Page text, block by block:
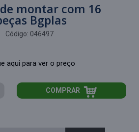
montar com 16
Bgplas
Código: 046497
aqui para ver o preço
COMPRAR